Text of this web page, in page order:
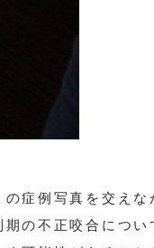
症例写真を交えな
の不正咬合につ